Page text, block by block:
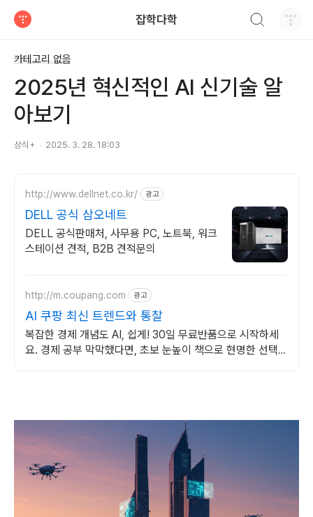
잡학다학
카테고리 없음
2025년 혁신적인 AI 신기술 알
아보기
상식+ 2025. 3. 28. 18:03
http://www.dellnet.co.kr/ 광고
DELL 공식 삼오네트
DELL 공식판매처, 사무용 PC, 노트북, 워크
스테이션 견적, B2B 견적문의
http://m.coupang.com 광고
AI 쿠팡 최신 트렌드와 통찰
복잡한 경제 개념도 AI, 쉽게! 30일 무료반품으로 시작하세
요. 경제 공부 막막했다면, 초보 눈높이 책으로 현명한 선택을